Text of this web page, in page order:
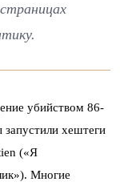
убийством 86-
хештеги
(«Я
Многие